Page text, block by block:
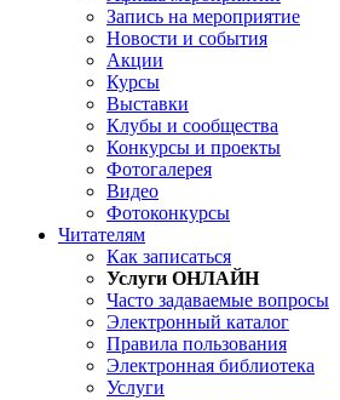
Запись на мероприятие
Новости и события
Акции
Курсы
Выставки
Клубы и сообщества
Конкурсы и проекты
Фотогалерея
Видео
Фотоконкурсы
Читателям
Как записаться
Услуги ОНЛАЙН
Часто задаваемые вопросы
Электронный каталог
Правила пользования
Электронная библиотека
Услуги